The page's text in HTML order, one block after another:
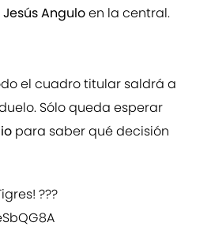
Jesús Anguloen la central.
el cuadro titular saldrá a
Sólo queda esperar
para saber qué decisión
???